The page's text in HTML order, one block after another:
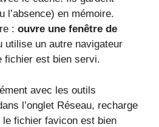
l’absence) en mémoire.
: ouvre une fenêtre de
utilise un autre navigateur
fichier est bien servi.
avec les outils
l’onglet Réseau, recharge
fichier favicon est bien